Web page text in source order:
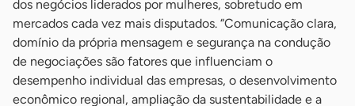
dos negócios liderados por mulheres, sobretudo em
mercados cada vez mais disputados. “Comunicação clara,
domínio da própria mensagem e segurança na condução
de negociações são fatores que influenciam o
desempenho individual das empresas, o desenvolvimento
econômico regional, ampliação da sustentabilidade e a